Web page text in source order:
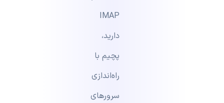
IMAP
دارید،
پچیم با
راه‌اندازی
سرورهای